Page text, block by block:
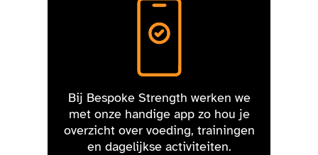
Bij Bespoke Strength werken we
met onze handige app zo hou je
overzicht over voeding, trainingen
en dagelijkse activiteiten.